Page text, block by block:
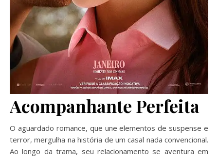
Acompanhante Perfeita
O aguardado romance, que une elementos de suspense e
terror, mergulha na história de um casal nada convencional.
Ao longo da trama, seu relacionamento se aventura em